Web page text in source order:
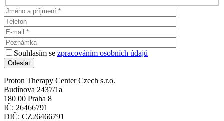
Souhlasím se zpracováním osobních údajů
Proton Therapy Center Czech s.r.o.
Budínova 2437/1a
180 00 Praha 8
IČ: 26466791
DIČ: CZ26466791